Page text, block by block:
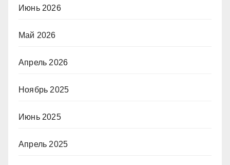
Июнь 2026
Май 2026
Апрель 2026
Ноябрь 2025
Июнь 2025
Апрель 2025